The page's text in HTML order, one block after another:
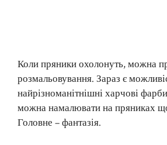
Коли пряники охолонуть, можна
розмальовування. Зараз є
найрізноманітнішні харчові
можна намалювати на пряниках
Головне – фантазія.